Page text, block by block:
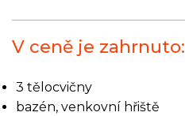
V ceně je zahrnuto:
3 tělocvičny
bazén, venkovní hřiště